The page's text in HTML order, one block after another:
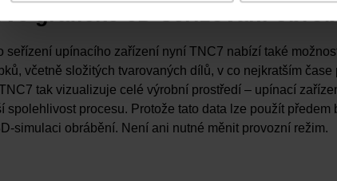
grafické 6D-seřizování
seřízení upínacího zařízení nyní TNC7 nabízí také
včetně složitých tvarovaných dílů, v co nejkratším
tak vizualizuje celé výrobní prostředí – upínací
spolehlivost procesu. Protože tato data lze použít předem
simulaci obrábění. Není ani nutné měnit provozní režim.